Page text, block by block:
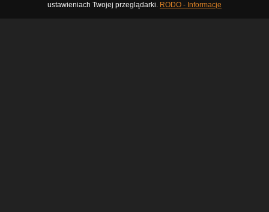
ustawieniach Twojej przeglądarki. RODO - Informacje